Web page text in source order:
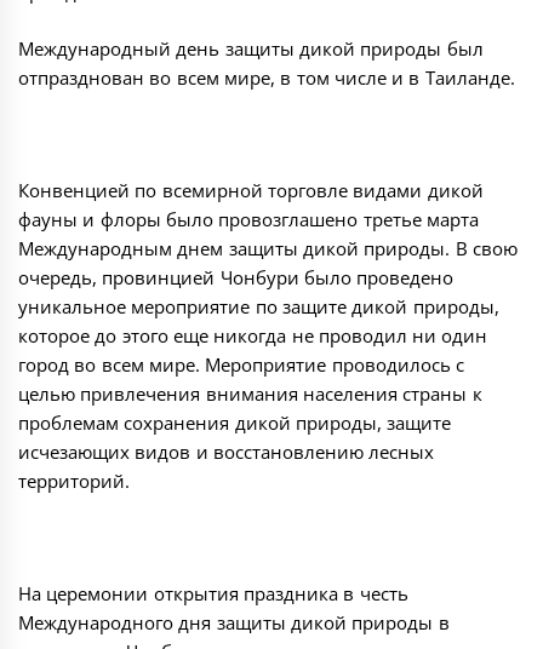
Международный день защиты дикой природы был
отпразднован во всем мире, в том числе и в Таиланде.
Конвенцией по всемирной торговле видами дикой
фауны и флоры было провозглашено третье марта
Международным днем защиты дикой природы. В свою
очередь, провинцией Чонбури было проведено
уникальное мероприятие по защите дикой природы,
которое до этого еще никогда не проводил ни один
город во всем мире. Мероприятие проводилось с
целью привлечения внимания населения страны к
проблемам сохранения дикой природы, защите
исчезающих видов и восстановлению лесных
территорий.
На церемонии открытия праздника в честь
Международного дня защиты дикой природы в